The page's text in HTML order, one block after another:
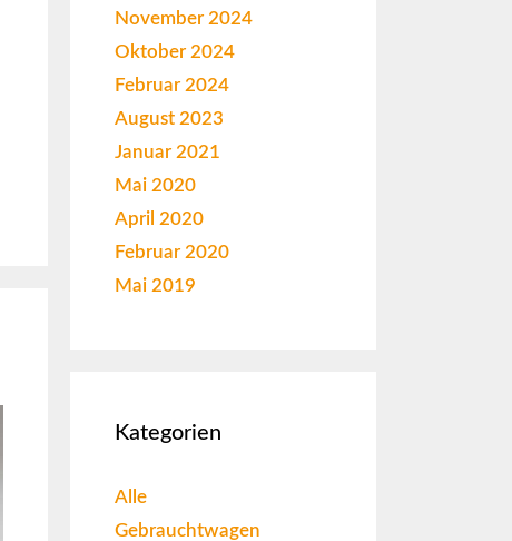
November 2024
Oktober 2024
Februar 2024
August 2023
Januar 2021
Mai 2020
April 2020
Februar 2020
Mai 2019
Kategorien
Alle
Gebrauchtwagen